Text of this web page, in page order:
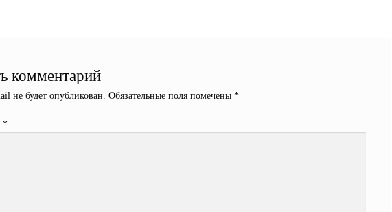
комментарий
не будет опубликован. Обязательные поля помечены*
*